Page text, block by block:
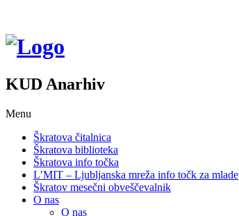
KUD Anarhiv
Menu
Škratova čitalnica
Škratova biblioteka
Škratova info točka
L’MIT – Ljubljanska mreža info točk za mlade
Škratov mesečni obveščevalnik
O nas
O nas